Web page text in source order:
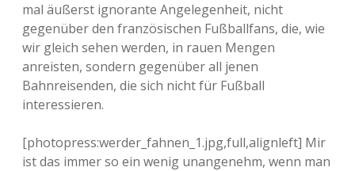
mal äußerst ignorante Angelegenheit, nicht
gegenüber den französischen Fußballfans, die, wie
wir gleich sehen werden, in rauen Mengen
anreisten, sondern gegenüber all jenen
Bahnreisenden, die sich nicht für Fußball
interessieren.
[photopress:werder_fahnen_1.jpg,full,alignleft] Mir
ist das immer so ein wenig unangenehm, wenn man